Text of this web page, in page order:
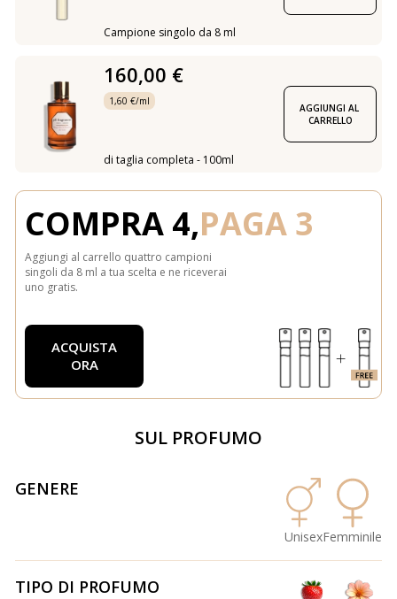
Campione singolo da 8 ml
160,00 €
1,60 €/ml
di taglia completa - 100ml
AGGIUNGI AL
CARRELLO
COMPRA 4,PAGA 3
Aggiungi al carrello quattro campioni
singoli da 8 ml a tua scelta e ne riceverai
uno gratis.
ACQUISTA
ORA
SUL PROFUMO
GENERE
UnisexFemminile
TIPO DI PROFUMO